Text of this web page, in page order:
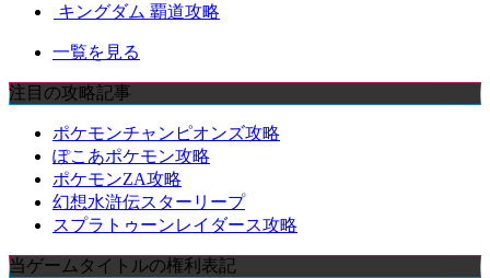
キングダム 覇道攻略
一覧を見る
注目の攻略記事
ポケモンチャンピオンズ攻略
ぽこあポケモン攻略
ポケモンZA攻略
幻想水滸伝スターリープ
スプラトゥーンレイダース攻略
当ゲームタイトルの権利表記